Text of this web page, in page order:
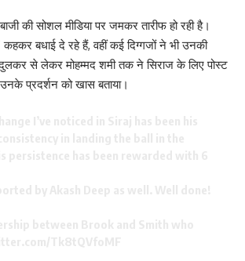
की सोशल मीडिया पर जमकर तारीफ हो रही है।
कहकर बधाई दे रहे हैं, वहीं कई दिग्गजों ने भी उनकी
से लेकर मोहम्मद शमी तक ने सिराज के लिए पोस्ट
प्रदर्शन को खास बताया।